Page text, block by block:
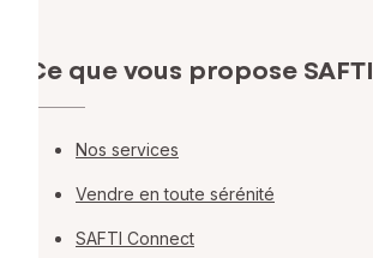
Ce que vous propose SAFTI
Nos services
Vendre en toute sérénité
SAFTI Connect